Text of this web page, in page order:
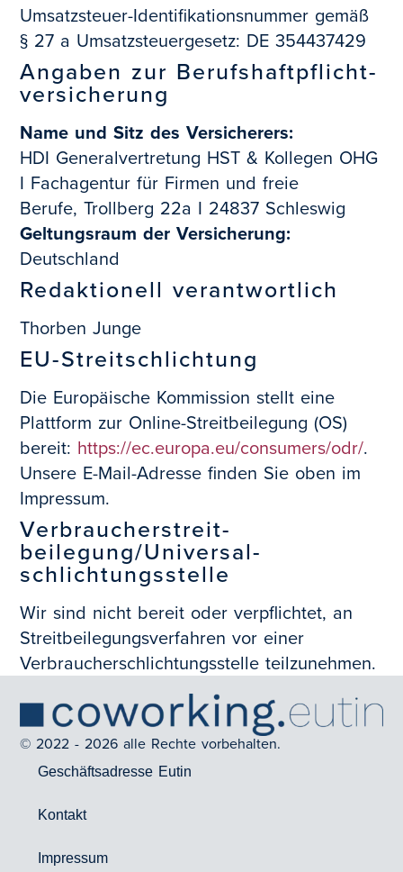
Umsatzsteuer-Identifikationsnummer gemäß
§ 27 a Umsatzsteuergesetz: DE 354437429
Angaben zur Berufs­haftpflicht­
versicherung
Name und Sitz des Versicherers:
HDI Generalvertretung HST & Kollegen OHG
I Fachagentur für Firmen und freie
Berufe, Trollberg 22a I 24837 Schleswig
Geltungsraum der Versicherung:
Deutschland
Redaktionell verantwortlich
Thorben Junge
EU-Streitschlichtung
Die Europäische Kommission stellt eine
Plattform zur Online-Streitbeilegung (OS)
bereit: https://ec.europa.eu/consumers/odr/.
Unsere E-Mail-Adresse finden Sie oben im
Impressum.
Verbraucher­streit­
beilegung/Universal­
schlichtungs­stelle
Wir sind nicht bereit oder verpflichtet, an
Streitbeilegungsverfahren vor einer
Verbraucherschlichtungsstelle teilzunehmen.
© 2022 - 2026 alle Rechte vorbehalten.
Geschäftsadresse Eutin
Kontakt
Impressum